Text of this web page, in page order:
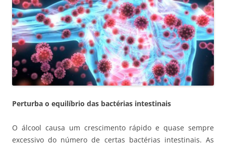
Perturba o equilíbrio das bactérias intestinais
O álcool causa um crescimento rápido e quase sempre
excessivo do número de certas bactérias intestinais. As